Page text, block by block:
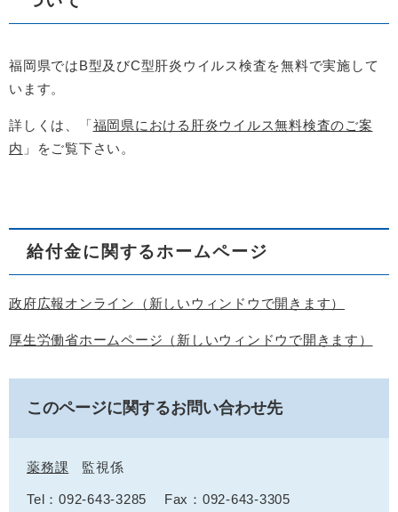
福岡県ではB型及びC型肝炎ウイルス検査を無料で実施して
います。
詳しくは、「福岡県における肝炎ウイルス無料検査のご案
内 」をご覧下さい。
給付金に関するホームページ
政府広報オンライン（新しいウィンドウで開きます）
厚生労働省ホームページ（新しいウィンドウで開きます）
このページに関するお問い合わせ先
薬務課 監視係
Tel：092-643-3285
Fax：092-643-3305